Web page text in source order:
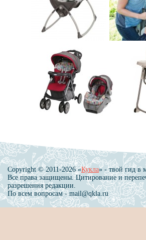
Copyright © 2011-2026 «Кукла» - твой гид в
Все права защищены. Цитирование и
разрешения редакции.
По всем вопросам - mail@qkla.ru